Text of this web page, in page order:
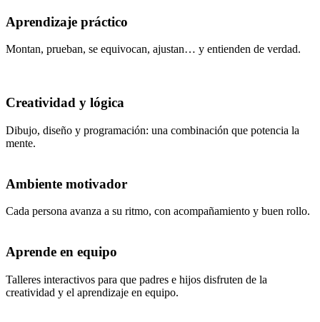
Aprendizaje práctico
Montan, prueban, se equivocan, ajustan… y entienden de verdad.
Creatividad y lógica
Dibujo, diseño y programación: una combinación que potencia la
mente.
Ambiente motivador
Cada persona avanza a su ritmo, con acompañamiento y buen rollo.
Aprende en equipo
Talleres interactivos para que padres e hijos disfruten de la
creatividad y el aprendizaje en equipo.